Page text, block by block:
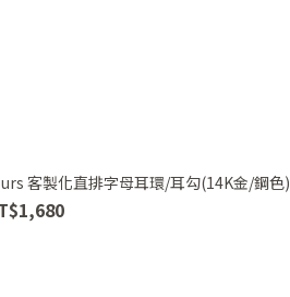
客製化直排字母耳環/耳勾(14K金/鋼色)